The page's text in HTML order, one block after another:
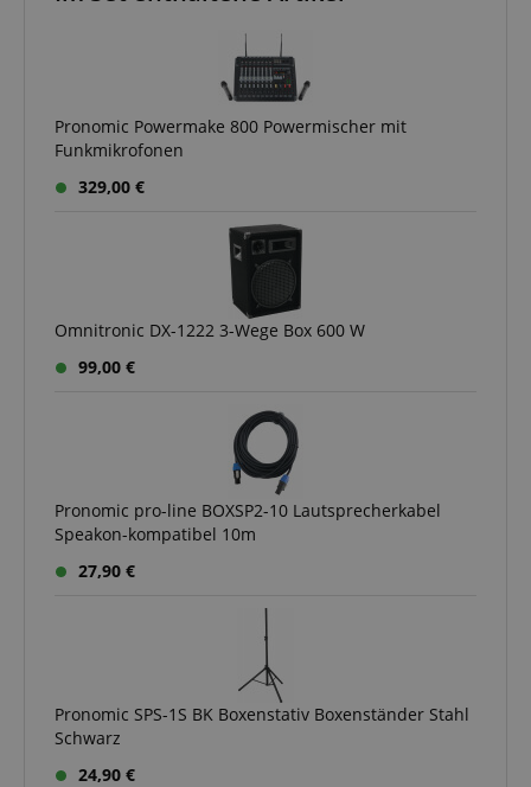
Pronomic Powermake 800 Powermischer mit
Funkmikrofonen
329,00 €
Omnitronic DX-1222 3-Wege Box 600 W
99,00 €
Pronomic pro-line BOXSP2-10 Lautsprecherkabel
Speakon-kompatibel 10m
27,90 €
Pronomic SPS-1S BK Boxenstativ Boxenständer Stahl
Schwarz
24,90 €